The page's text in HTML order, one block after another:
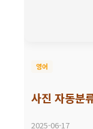
영어
사진 자동분
2025-06-17